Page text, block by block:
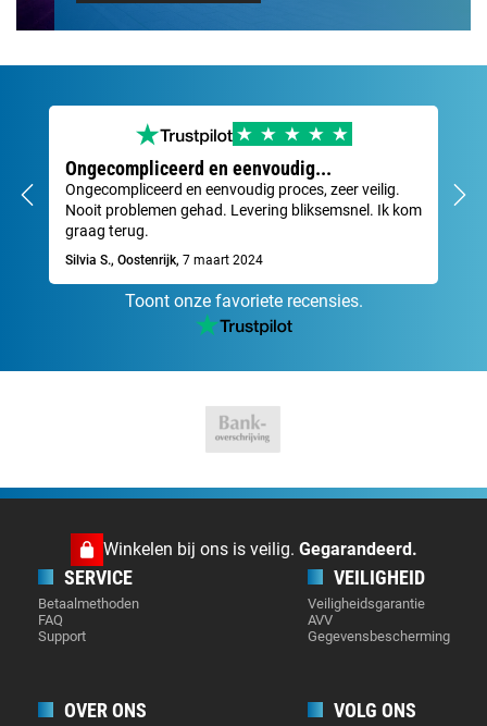
Ongecompliceerd en eenvoudig...
Ongecompliceerd en eenvoudig proces, zeer veilig.
Nooit problemen gehad. Levering bliksemsnel. Ik kom
graag terug.
Silvia S., Oostenrijk, 7 maart 2024
Toont onze favoriete recensies.
Winkelen bij ons is veilig. Gegarandeerd.
SERVICE
Betaalmethoden
FAQ
Support
VEILIGHEID
Veiligheidsgarantie
AVV
Gegevensbescherming
OVER ONS VOLG ONS